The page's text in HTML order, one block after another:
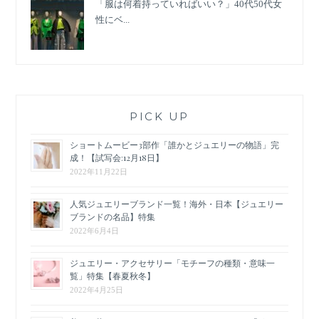
「服は何着持っていればいい？」40代50代女
性にベ...
PICK UP
ショートムービー3部作「誰かとジュエリーの物語」完
成！【試写会:12月18日】
2022年11月22日
人気ジュエリーブランド一覧！海外・日本【ジュエリー
ブランドの名品】特集
2022年6月4日
ジュエリー・アクセサリー「モチーフの種類・意味一
覧」特集【春夏秋冬】
2022年4月25日